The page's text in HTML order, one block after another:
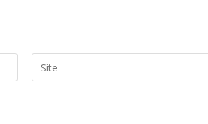
Digite
o